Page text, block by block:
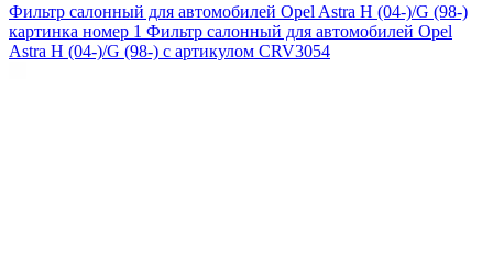
Фильтр салонный для автомобилей Opel Astra H (04-)/G (98-)
картинка номер 1 Фильтр салонный для автомобилей Opel
Astra H (04-)/G (98-) с артикулом CRV3054